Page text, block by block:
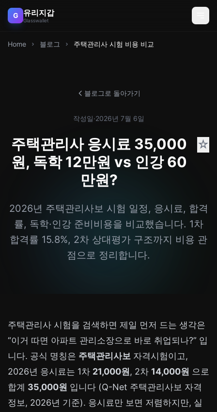
G 유리지갑
Glasswallet
Home 블로그 주택관리사 시험 비용 비교
블로그로 돌아가기
작성일·2026년 7월 6일
주택관리사 응시료 35,000
원, 독학 12만원 vs 인강 60
만원?
☆
2026년 주택관리사보 시험 일정, 응시료, 합격
률, 독학·인강 준비비용을 비교했습니다. 1차
합격률 15.8%, 2차 상대평가 구조까지 비용 관
점으로 정리합니다.
주택관리사 시험을 검색하면 제일 먼저 드는 생각은
“이거 따면 아파트 관리소장으로 바로 취업되나?” 입
니다. 공식 명칭은 주택관리사보 자격시험이고,
2026년 응시료는 1차 21,000원 , 2차 14,000원 으로
합계 35,000원 입니다 (Q-Net 주택관리사보 자격
정보, 2026년 기준). 응시료만 보면 저렴하지만, 실